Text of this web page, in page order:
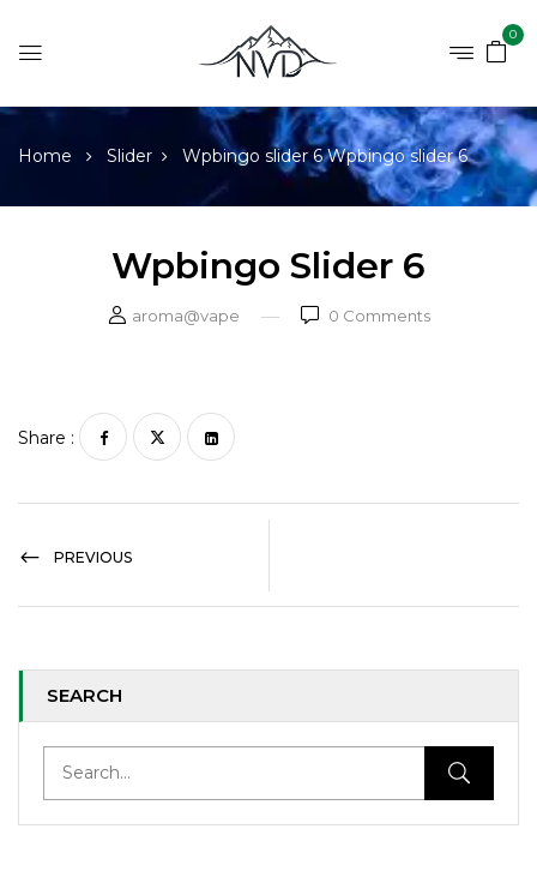
0
Home Slider Wpbingo slider 6 Wpbingo slider 6
Wpbingo Slider 6
aroma@vape 0 Comments
SEARCH
Share :
PREVIOUS